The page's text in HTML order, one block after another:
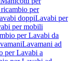
per
doppiLavabi per
per mobili
per Lavabi da
Lavamani ad
per Lavabi a